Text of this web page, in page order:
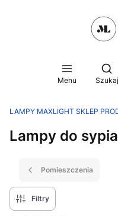
Menu Szukaj
LAMPY MAXLIGHT SKLEP
Lampy do
Pomieszczenia
Filtry